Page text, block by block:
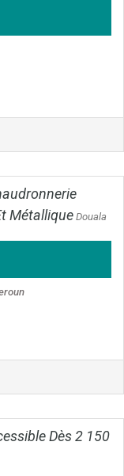
Métallique Douala
Dès 2 150